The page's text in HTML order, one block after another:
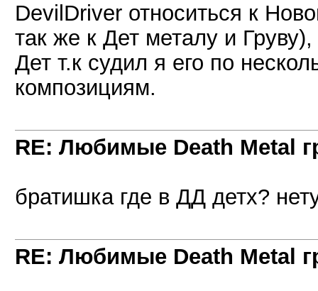
DevilDriver относиться к
так же к Дет металу и
Дет т.к судил я его по
композициям.
RE: Любимые Death Metal
братишка где в ДД детх?
RE: Любимые Death Metal